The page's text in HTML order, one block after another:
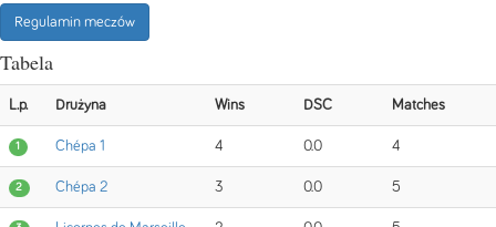
Regulamin meczów
Tabela
L.p. Drużyna Wins DSC Matches
1 Chépa 1 4 0.0 4
2 Chépa 2 3 0.0 5